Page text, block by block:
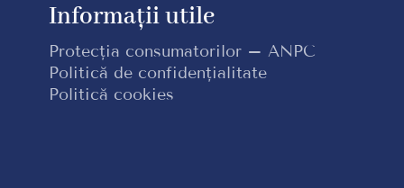
Informații utile
Protecția consumatorilor – ANPC
Politică de confidențialitate
Politică cookies